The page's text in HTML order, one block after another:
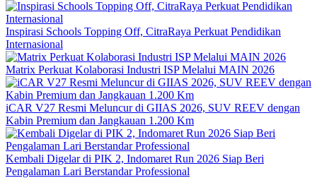
Inspirasi Schools Topping Off, CitraRaya Perkuat Pendidikan
Internasional
Matrix Perkuat Kolaborasi Industri ISP Melalui MAIN 2026
iCAR V27 Resmi Meluncur di GIIAS 2026, SUV REEV dengan
Kabin Premium dan Jangkauan 1.200 Km
Kembali Digelar di PIK 2, Indomaret Run 2026 Siap Beri
Pengalaman Lari Berstandar Professional